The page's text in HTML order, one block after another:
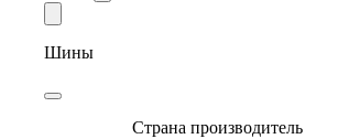
Шины
Страна производитель